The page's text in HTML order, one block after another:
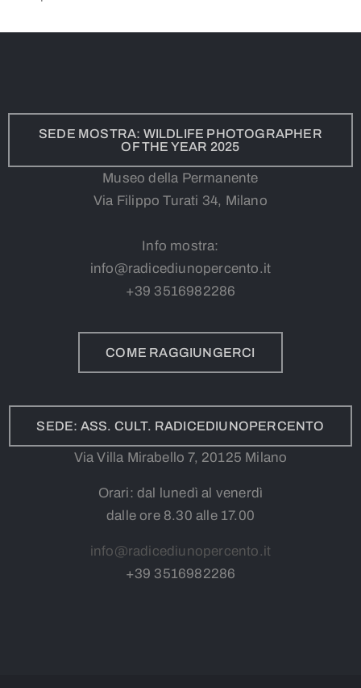
SEDE MOSTRA: WILDLIFE PHOTOGRAPHER
OF THE YEAR 2025
Museo della Permanente
Via Filippo Turati 34, Milano
Info mostra:
info@radicediunopercento.it
+39 3516982286
COME RAGGIUNGERCI
SEDE: ASS. CULT. RADICEDIUNOPERCENTO
Via Villa Mirabello 7, 20125 Milano
Orari: dal lunedì al venerdì
dalle ore 8.30 alle 17.00
info@radicediunopercento.it
+39 3516982286